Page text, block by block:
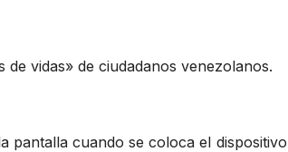
vidas» de ciudadanos venezolanos.
pantalla cuando se coloca el dispositivo